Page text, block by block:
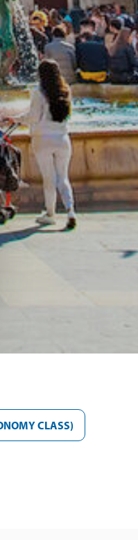
CLASS)